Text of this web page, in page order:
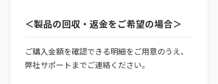
＜製品の回収・返金をご希望の場合＞
ご購入金額を確認できる明細をご用意のうえ、
弊社サポートまでご連絡ください。